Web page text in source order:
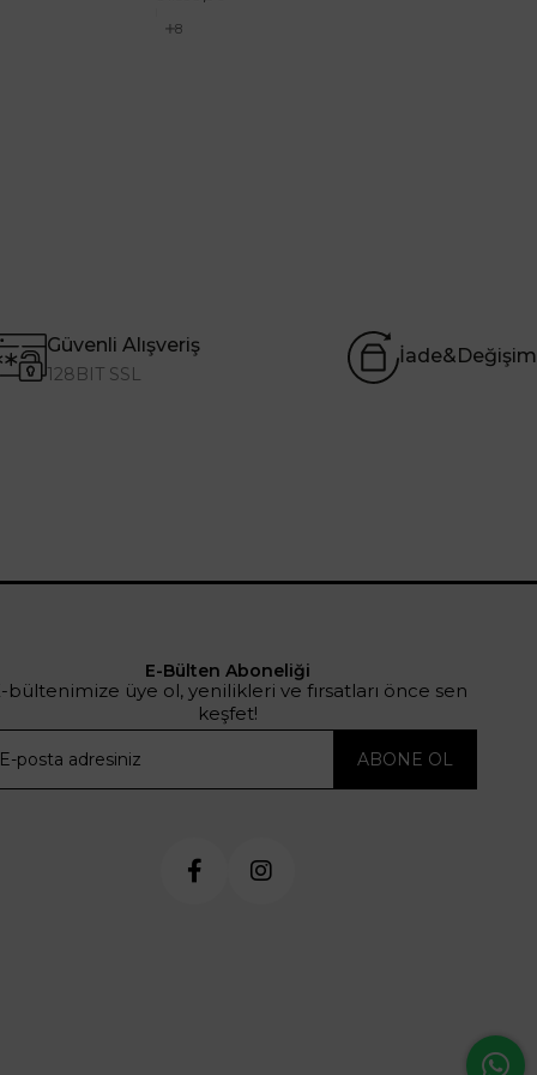
8
Güvenli Alışveriş
128BIT SSL
İade&Değişim
E-Bülten Aboneliği
bültenimize üye ol, yenilikleri ve fırsatları önce sen
keşfet!
ABONE OL